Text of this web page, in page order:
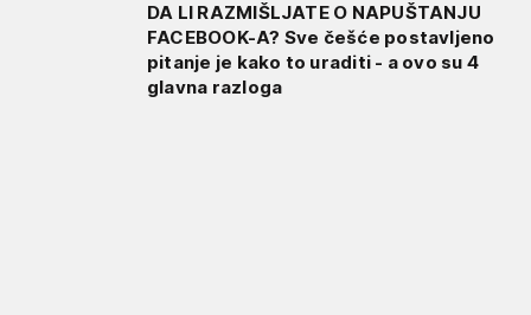
DA LI RAZMIŠLJATE O NAPUŠTANJU
FACEBOOK-A? Sve češće postavljeno
pitanje je kako to uraditi - a ovo su 4
glavna razloga